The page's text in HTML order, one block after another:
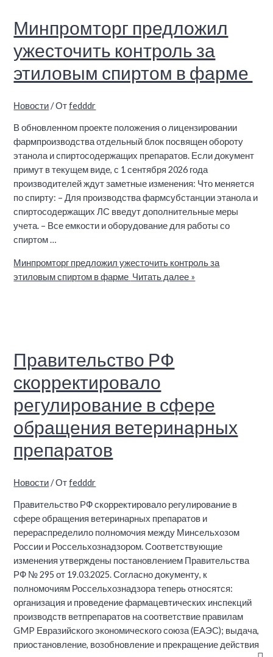
Минпромторг предложил
ужесточить контроль за
этиловым спиртом в фарме
Новости/ Отfedddr
В обновленном проекте положения о лицензировании
фармпроизводства отдельный блок посвящен обороту
этанола и спиртосодержащих препаратов. Если документ
примут в текущем виде, с 1 сентября 2026 года
производителей ждут заметные изменения: Что меняется
по спирту: – Для производства фармсубстанции этанола и
спиртосодержащих ЛС введут дополнительные меры
учета. – Все емкости и оборудование для работы со
спиртом …
Минпромторг предложил ужесточить контроль за
этиловым спиртом в фарме Читать далее »
Правительство РФ
скорректировало
регулирование в сфере
обращения ветеринарных
препаратов
Новости/ Отfedddr
Правительство РФ скорректировало регулирование в
сфере обращения ветеринарных препаратов и
перераспределило полномочия между Минсельхозом
России и Россельхознадзором. Соответствующие
изменения утверждены постановлением Правительства
РФ № 295 от 19.03.2025. Согласно документу, к
полномочиям Россельхознадзора теперь относятся:
организация и проведение фармацевтических инспекций
производств ветпрепаратов на соответствие правилам
GMP Евразийского экономического союза (ЕАЭС); выдача,
приостановление, возобновление и прекращение действия